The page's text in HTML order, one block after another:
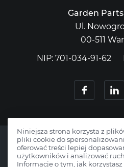
Garden Parts
Ul.
00-511
NIP: 701-034-91-62
Niniejsza strona korzysta z
pliki cookie do
oferować treści lepiej
użytkowników i analizować
Informacje o tym, jak korzystasz